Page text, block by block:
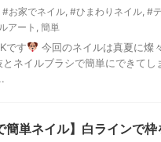
#お家でネイル, #ひまわりネイル, #
アート , 簡単
です
今回のネイルは真夏に燦
ネイルブラシで簡単にできてし
簡単ネイル】白ラインで